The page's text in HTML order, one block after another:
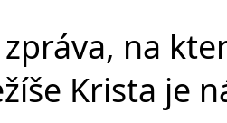
na
Krista je